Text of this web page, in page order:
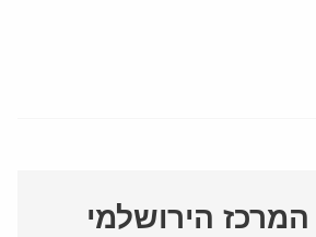
המרכז הירושלמי